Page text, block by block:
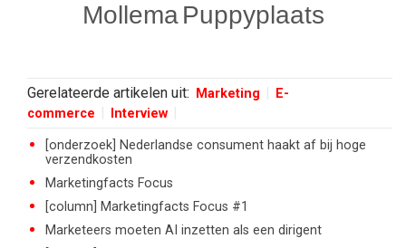
Mollema Puppyplaats
Gerelateerde artikelen uit: Marketing
E-
commerce
Interview
[onderzoek] Nederlandse consument haakt af bij hoge
verzendkosten
Marketingfacts Focus
[column] Marketingfacts Focus #1
Marketeers moeten AI inzetten als een dirigent